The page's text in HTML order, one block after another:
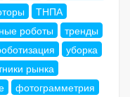
ТНПА
роботы
тренды
уборка
рынка
фотограмметрия